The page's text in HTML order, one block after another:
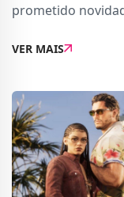
prometido novidades para
do jogo,
VER MAIS